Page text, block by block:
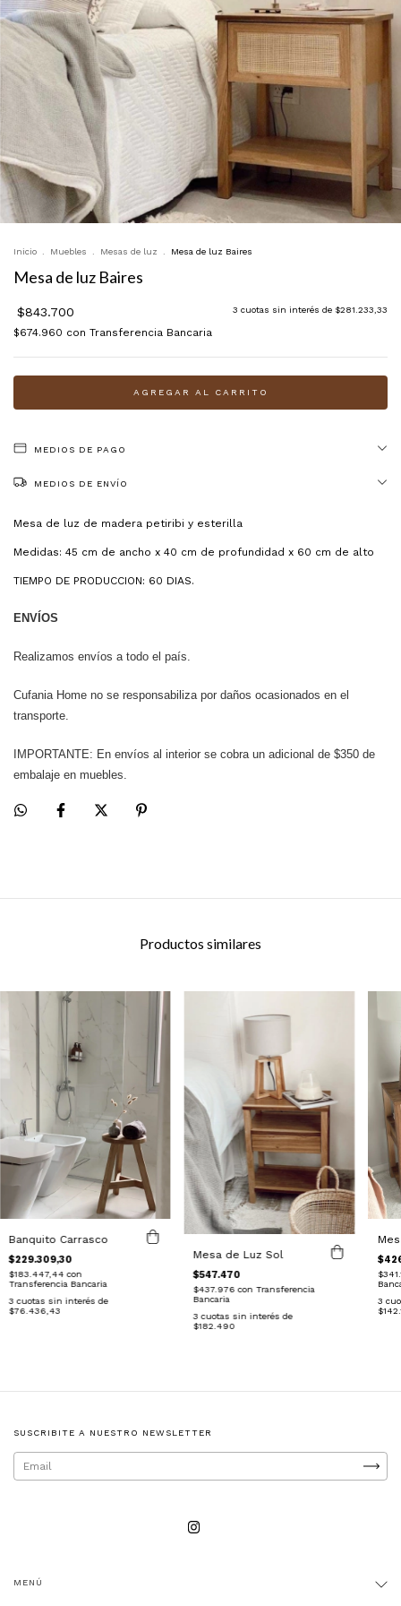
Inicio Muebles Mesas de luz Mesa de luz Baires
Mesa de luz Baires
$843.700 3 cuotas sin interés de $281.233,33
$674.960 con Transferencia Bancaria
MEDIOS DE PAGO
MEDIOS DE ENVÍO
Mesa de luz de madera petiribi y esterilla
Medidas: 45 cm de ancho x 40 cm de profundidad x 60 cm de alto
TIEMPO DE PRODUCCION: 60 DIAS.
ENVÍOS
Realizamos envíos a todo el país.
Cufania Home no se responsabiliza por daños ocasionados en el
transporte.
IMPORTANTE: En envíos al interior se cobra un adicional de $350 de
embalaje en muebles.
Productos similares
Banquito Carrasco
$229.309,30
$183.447,44con
Transferencia Bancaria
3 cuotas sin interés de
$76.436,43
Mesa de Luz Sol
$547.470
$437.976con Transferencia
Bancaria
3 cuotas sin interés de
$182.490
3
SUSCRIBITE A NUESTRO NEWSLETTER
MENÚ